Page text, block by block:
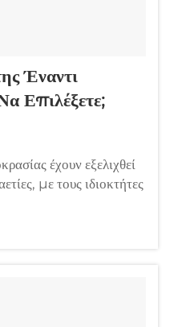
Έναντι
Επιλέξετε;
έχουν εξελιχθεί
με τους ιδιοκτήτες
να αντιμετωπίζουν μια
παραδοσιακών
των σύγχρονων